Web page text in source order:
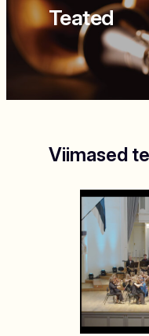
Teated
Viimased